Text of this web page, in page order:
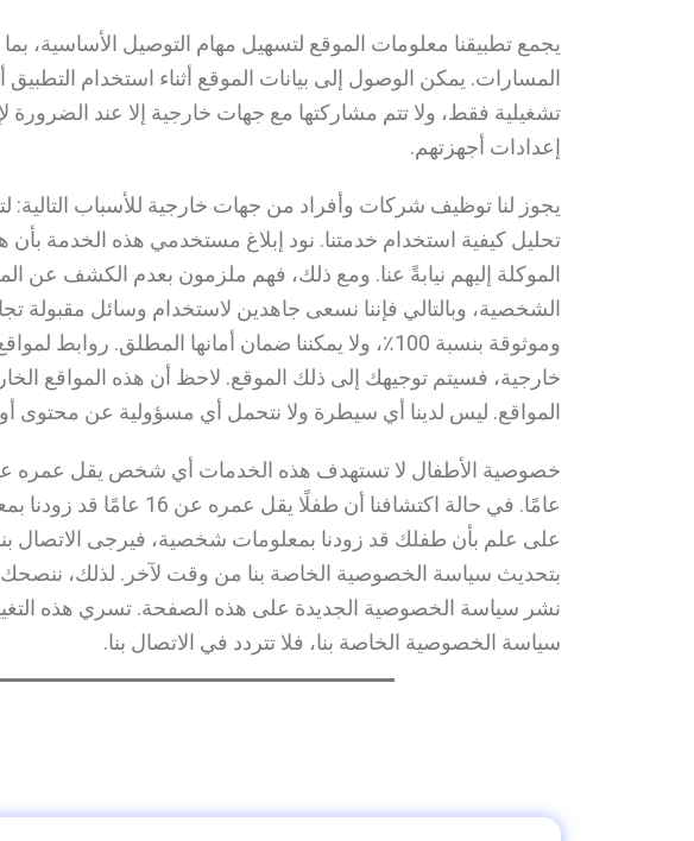
يجمع تطبيقنا معلومات الموقع لتسهيل مهام التوصيل الأساسية،
المسارات. يمكن الوصول إلى بيانات الموقع أثناء استخدام
تشغيلية فقط، ولا تتم مشاركتها مع جهات خارجية إلا عند
إعدادات أجهزتهم.
يجوز لنا توظيف شركات وأفراد من جهات خارجية للأسباب التالية:
تحليل كيفية استخدام خدمتنا. نود إبلاغ مستخدمي هذه الخدمة
الموكلة إليهم نيابةً عنا. ومع ذلك، فهم ملزمون بعدم الكشف عن
الشخصية، وبالتالي فإننا نسعى جاهدين لاستخدام وسائل مقبولة
وموثوقة بنسبة 100٪، ولا يمكننا ضمان أمانها
خارجية، فسيتم توجيهك إلى ذلك الموقع. لاحظ أن هذه المواقع
المواقع. ليس لدينا أي سيطرة ولا نتحمل أي مسؤولية عن
عامًا. في حالة
على علم بأن طفلك قد زودنا بمعلومات شخصية، فيرجى الاتصال
بتحديث سياسة الخصوصية الخاصة بنا من وقت لآخر. لذلك،
نشر سياسة الخصوصية الجديدة على هذه الصفحة. تسري هذه
سياسة الخصوصية الخاصة بنا، فلا تتردد في الاتصال بنا.